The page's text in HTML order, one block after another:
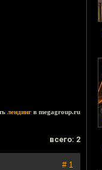
лендинг в megagroup.ru
всего: 2
# 1